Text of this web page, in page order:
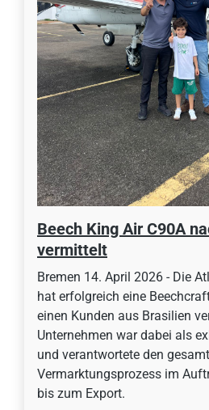
Beech King Air C90A
vermittelt
Bremen 14. April 2026 - Die
hat erfolgreich eine
einen Kunden aus Brasilien
Unternehmen war dabei als
und verantwortete den
Vermarktungsprozess im
bis zum Export.